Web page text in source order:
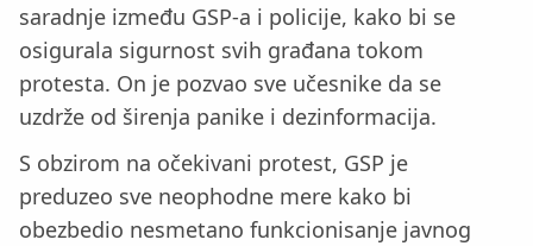
saradnje između GSP-a i policije, kako bi se
osigurala sigurnost svih građana tokom
protesta. On je pozvao sve učesnike da se
uzdrže od širenja panike i dezinformacija.
S obzirom na očekivani protest, GSP je
preduzeo sve neophodne mere kako bi
obezbedio nesmetano funkcionisanje javnog